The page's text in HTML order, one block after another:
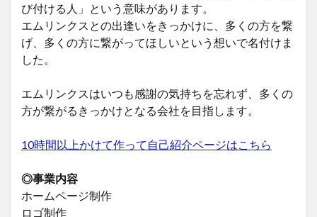
び付ける人」という意味があります。
エムリンクスとの出逢いをきっかけに、多くの方を繋
げ、多くの方に繋がってほしいという想いで名付けま
した。
エムリンクスはいつも感謝の気持ちを忘れず、多くの
方が繋がるきっかけとなる会社を目指します。
10時間以上かけて作って自己紹介ページはこちら
◎事業内容
ホームページ制作
ロゴ制作